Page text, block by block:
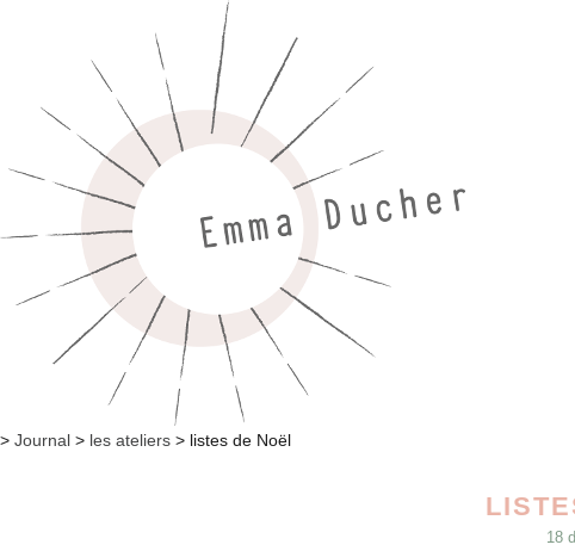
> Journal > les ateliers > listes de Noël
18